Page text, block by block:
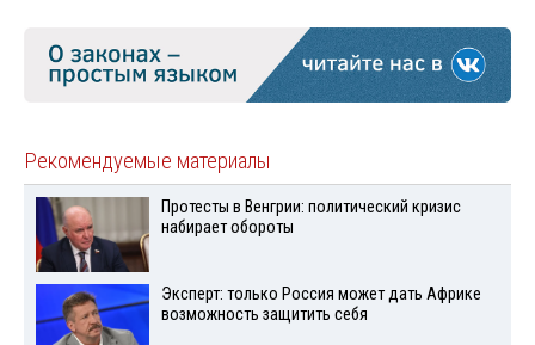
Рекомендуемые материалы
Протесты в Венгрии: политический кризис
набирает обороты
Эксперт: только Россия может дать Африке
возможность защитить себя